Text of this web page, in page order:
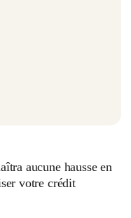
aucune hausse en
votre crédit